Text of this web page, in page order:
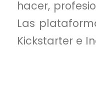
hacer,
Las
Kickstarter e